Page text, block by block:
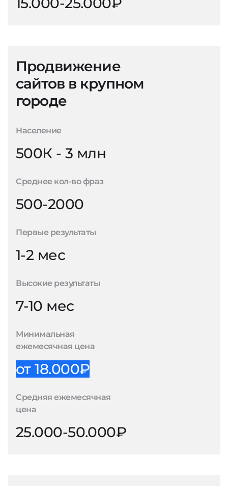
Продвижение
сайтов в крупном
городе
Население
500К - 3 млн
Среднее кол-во фраз
500-2000
Первые результаты
1-2 мес
Высокие результаты
7-10 мес
Минимальная
ежемесячная цена
от 18.000₽
Средняя ежемесячная
цена
25.000-50.000₽